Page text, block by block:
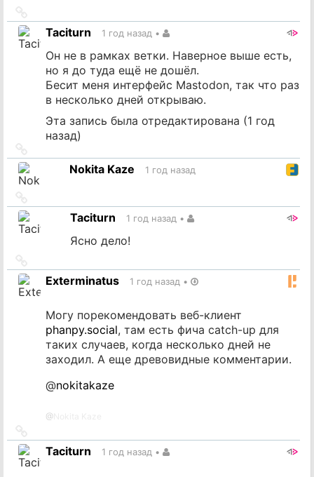
на
источник
Taciturn 1 год назад •
Он не в рамках ветки. Наверное выше есть,
но я до туда ещё не дошёл.
Бесит меня интерфейс Mastodon, так что раз
в несколько дней открываю.
Эта запись была отредактирована (1 год
назад)
на
источникNokita Kaze 1 год назад
на
источник Taciturn 1 год назад •
Ясно дело!
на
источник
Exterminatus 1 год назад •
Могу порекомендовать веб-клиент
phanpy.social, там есть фича catch-up для
таких случаев, когда несколько дней не
заходил. А еще древовидные комментарии.
@nokitakaze
@
на
источник
Taciturn 1 год назад •